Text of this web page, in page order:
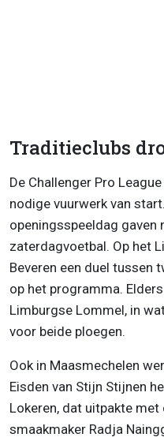
Traditieclubs
De Challenger Pro
nodige vuurwerk van
openingsspeeldag gaven
zaterdagvoetbal. Op het
Beveren een duel tussen
op het programma.
Limburgse Lommel, in
voor beide ploegen.
Ook in Maasmechelen
Eisden van Stijn Stijnen
Lokeren, dat uitpakte met
smaakmaker Radja